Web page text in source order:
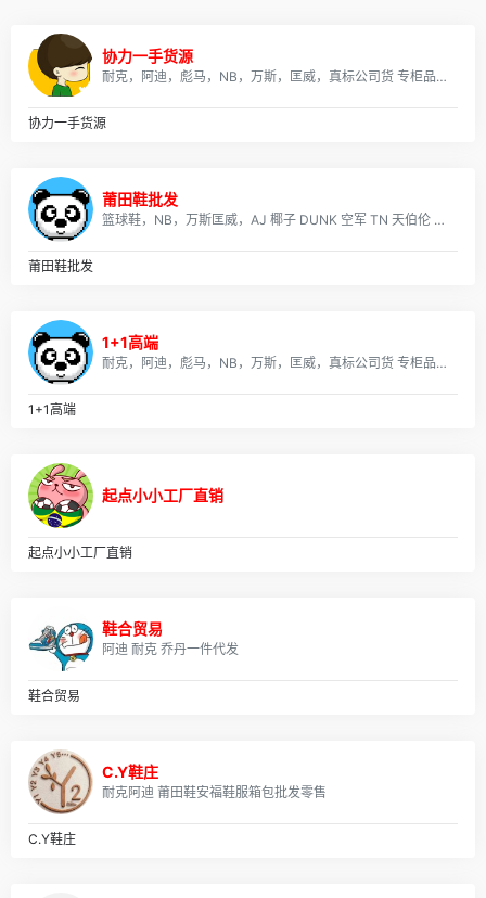
每天60秒
07月27日，星期六，在这里每天60秒读懂世界！
每天60秒
07月26日，星期五，在这里每天60秒读懂世界！
07月25日，星期四，在这里每天60秒读懂世界！
每天60秒
07月22日，星期一，在这里每天60秒读懂世界！
每天60秒
每天60秒
07月20日，星期六，在这里每天60秒读懂世界！
每天60秒 2024-07-20
07月19日，星期五，在这里每天60秒读懂世界！
07月18日，星期四，在这里每天60秒读懂世界！
每天60秒
07月17日，星期三，在这里每天60秒读懂世界！
每天60秒 2024-07-17
专题鞋评 / XN 小编 PUMA Mobium Elite Speed 评测
鞋评
安福鞋评 / adidas Crazyquick 2 Low 实测林书豪战靴
贴身巡弋 / AIR JORDAN XX9 二十九代性能实战鞋评
鞋评
专题鞋评 / 布利哥 PUMA Mobium Ride 评测
协力一手货源
耐克，阿迪，彪马，NB，万斯，匡威，真标公司货 专柜品质 实体店合作，档口现货，批发、淘宝、外贸、微商 、等各种平台，诚招代理、免费一件代发~欢迎实力代理加盟合作！
协力一手货源
莆田鞋批发
篮球鞋，NB，万斯匡威，AJ 椰子 DUNK 空军 TN 天伯伦 足球鞋 气垫鞋 所有鞋款可拿图询价，真标公司货 专柜品质 实体店合作，档口现货，批发、淘宝、外贸、微商 、等各种平台，诚招代理、免费一件代发~欢迎实力代理加盟合作！无忧退换货，收到有质量问题 我们承担来回运费！
莆田鞋批发
1+1高端
耐克，阿迪，彪马，NB，万斯，匡威，真标公司货 专柜品质 实体店合作，档口现货，批发、淘宝、外贸、微商 、等各种平台，诚招代理、免费一件代发~欢迎实力代理加盟合作！
1+1高端
起点小小工厂直销
起点小小工厂直销
鞋合贸易
阿迪 耐克 乔丹一件代发
鞋合贸易
C.Y鞋庄
耐克阿迪 莆田鞋安福鞋服箱包批发零售
C.Y鞋庄